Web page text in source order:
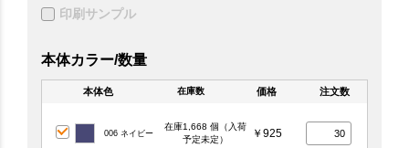
印刷サンプル
本体カラー/数量
本体色 在庫数 価格 注文数
006 ネイビー
在庫1,668 個（入荷
予定未定）
￥925